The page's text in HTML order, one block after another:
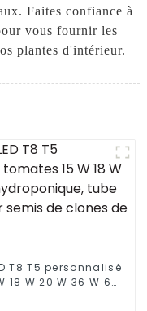
Faites confiance à
vous fournir les
plantes d'intérieur.
T8 T5 personnalisé
W 20 W 36 W 60